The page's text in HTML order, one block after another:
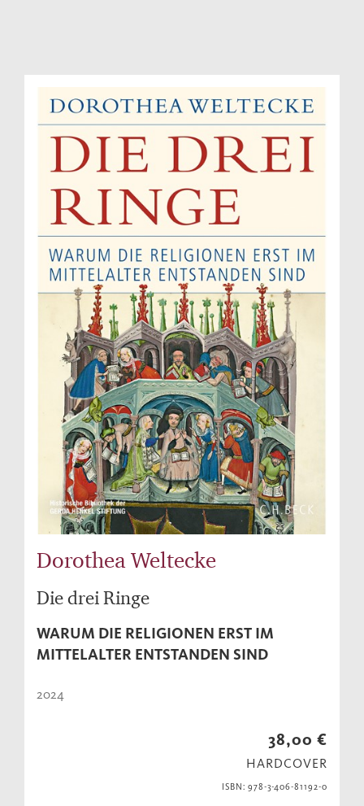
Dorothea Weltecke
Die drei Ringe
WARUM DIE RELIGIONEN ERST IM
MITTELALTER ENTSTANDEN SIND
2024
38,00 €
HARDCOVER
ISBN: 978-3-406-81192-0